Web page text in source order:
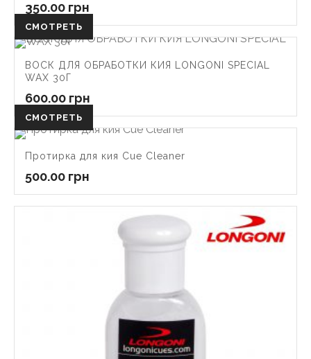
350.00 грн
СМОТРЕТЬ
ВОСК ДЛЯ ОБРАБОТКИ КИЯ LONGONI SPECIAL
WAX 30Г
600.00 грн
СМОТРЕТЬ
Протирка для кия Cue Cleaner
500.00 грн